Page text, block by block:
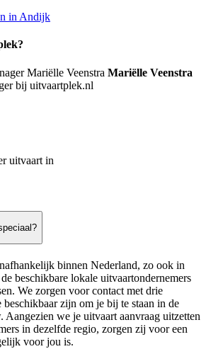
in Andijk
Mariëlle Veenstra
bij uitvaartplek.nl
uitvaart in
binnen Nederland, zo ook in
beschikbare lokale uitvaartondernemers
We zorgen voor contact met drie
beschikbaar zijn om je bij te staan in de
Aangezien we je uitvaart aanvraag uitzetten
in dezelfde regio, zorgen zij voor een
voor jou is.